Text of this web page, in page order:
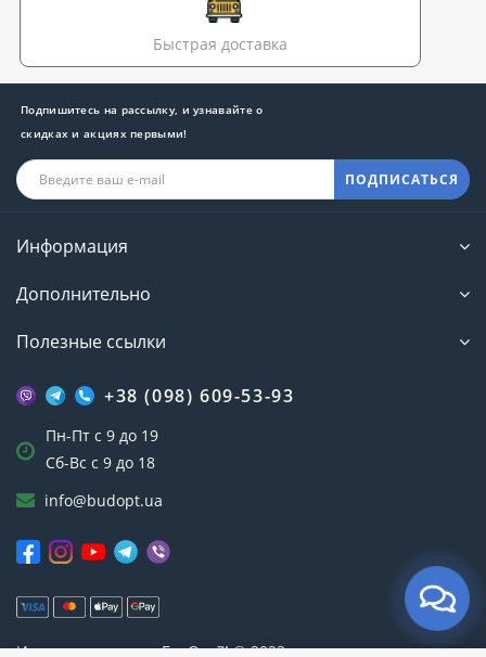
Быстрая доставка
Подпишитесь на рассылку, и узнавайте о
скидках и акциях первыми!
ПОДПИСАТЬСЯ
Информация
Дополнительно
Полезные ссылки
+38 (098) 609-53-93
Пн-Пт с 9 до 19
Сб-Вс с 9 до 18
info@budopt.ua
Интернет-магазин БудОпт™ © 2023